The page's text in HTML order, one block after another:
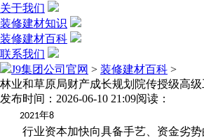
关于我们
装修建材知识
装修建材百科
联系我们
J9集团公司官网 > 装修建材百科 >
林业和草原局财产成长规划院传授级高
发布时间：2026-06-10 21:09阅读：
2021年8
行业资本加快向具备手艺、资金劣势